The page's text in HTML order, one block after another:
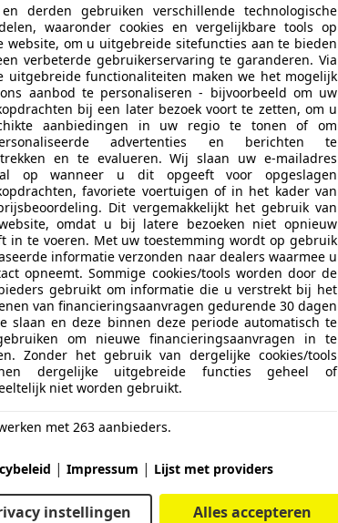
derden gebruiken verschillende technologische
waaronder cookies en vergelijkbare tools op
website, om u uitgebreide sitefuncties aan te bieden
verbeterde gebruikerservaring te garanderen. Via
uitgebreide functionaliteiten maken we het mogelijk
aanbod te personaliseren - bijvoorbeeld om uw
bij een later bezoek voort te zetten, om u
aanbiedingen in uw regio te tonen of om
advertenties en berichten te
en te evalueren. Wij slaan uw e-mailadres
op wanneer u dit opgeeft voor opgeslagen
favoriete voertuigen of in het kader van
Dit vergemakkelijkt het gebruik van
omdat u bij latere bezoeken niet opnieuw
in te voeren. Met uw toestemming wordt op gebruik
informatie verzonden naar dealers waarmee u
opneemt. Sommige cookies/tools worden door de
gebruikt om informatie die u verstrekt bij het
van financieringsaanvragen gedurende 30 dagen
slaan en deze binnen deze periode automatisch te
om nieuwe financieringsaanvragen in te
Zonder het gebruik van dergelijke cookies/tools
dergelijke uitgebreide functies geheel of
niet worden gebruikt.
met 263 aanbieders.
| Impressum | Lijst met providers
instellingen Alles accepteren